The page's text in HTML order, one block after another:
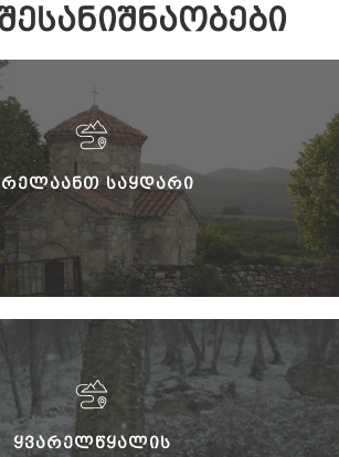
ᲡᲐᲧᲓᲐᲠᲘ
ᲧᲕᲐᲠᲔᲚᲬᲧᲐᲚᲘᲡ